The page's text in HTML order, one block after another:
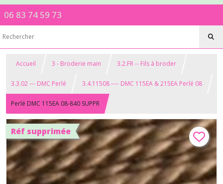
06 83 74 59 73
Accueil 3 - Broderie main 3.2.FR -- Fils à broder
3.3.02 --- DMC Perlé 3.4.11508 ---- DMC 115EA & 215EA Perlé 08
Perlé DMC 115EA 08-840 SUPPR
Réf supprimée